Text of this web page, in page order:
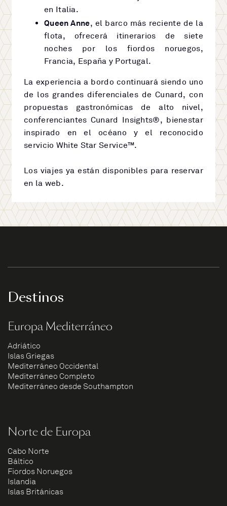
en Italia.
Queen Anne, el barco más reciente de la
flota, ofrecerá itinerarios de siete
noches por los fiordos noruegos,
Francia, España y Portugal.
La experiencia a bordo continuará siendo uno
de los grandes diferenciales de Cunard, con
propuestas gastronómicas de alto nivel,
conferenciantes Cunard Insights®, bienestar
inspirado en el océano y el reconocido
servicio White Star Service™.
Los viajes ya están disponibles para reservar
en la web.
Destinos
Europa Mediterráneo
Adriático
Islas Griegas
Mediterráneo Occidental
Mediterráneo Completo
Mediterráneo desde Southampton
Norte de Europa
Cabo Norte
Báltico
Fiordos Noruegos
Islandia
Islas Británicas